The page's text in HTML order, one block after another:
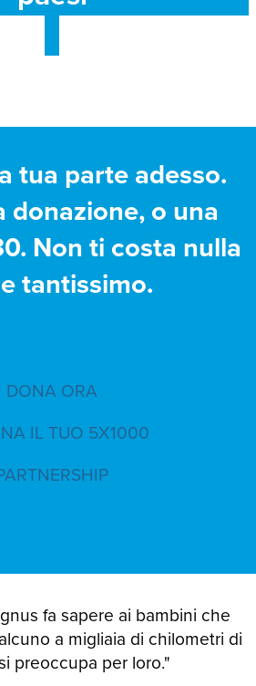
tua parte adesso.
donazione, o una
Non ti costa nulla
tantissimo.
DONA ORA
IL TUO 5X1000
fa sapere ai bambini che
a migliaia di chilometri di
preoccupa per loro."